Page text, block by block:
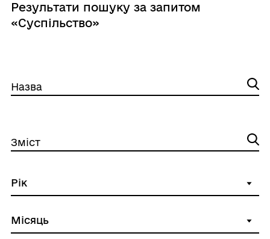
Результати пошуку за запитом
«Суспільство»
Назва
Зміст